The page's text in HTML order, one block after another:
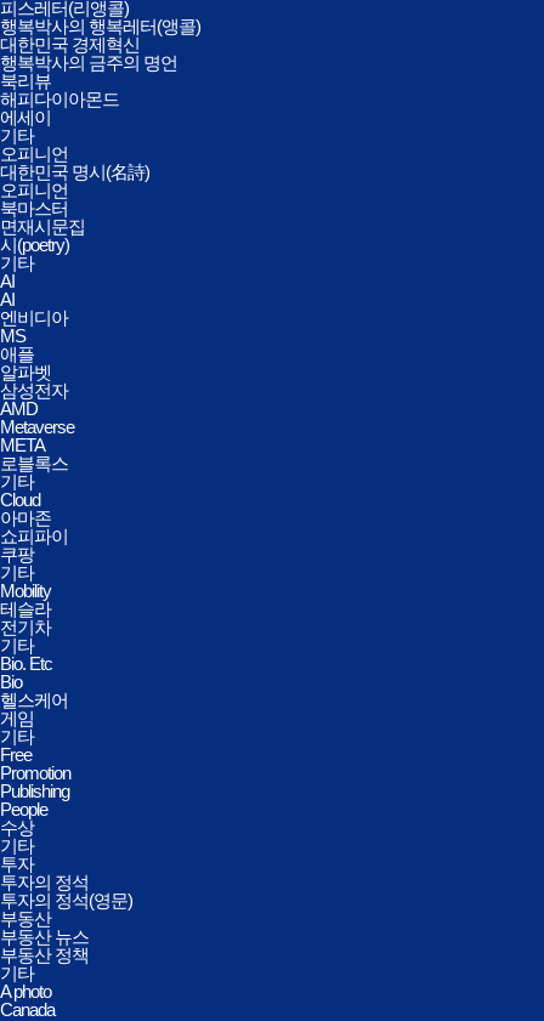
피스레터(리앵콜)
행복박사의 행복레터(앵콜)
대한민국 경제혁신
행복박사의 금주의 명언
북리뷰
해피다이아몬드
에세이
기타
오피니언
대한민국 명시(名詩)
오피니언
북마스터
면재시문집
시(poetry)
기타
AI
AI
엔비디아
MS
애플
알파벳
삼성전자
AMD
Metaverse
META
로블록스
기타
Cloud
아마존
쇼피파이
쿠팡
기타
Mobility
테슬라
전기차
기타
Bio. Etc
Bio
헬스케어
게임
기타
Free
Promotion
Publishing
People
수상
기타
투자
투자의 정석
투자의 정석(영문)
부동산
부동산 뉴스
부동산 정책
기타
A photo
Canada